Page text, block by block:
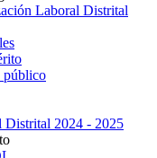
Laboral Distrital
público
Distrital 2024 - 2025